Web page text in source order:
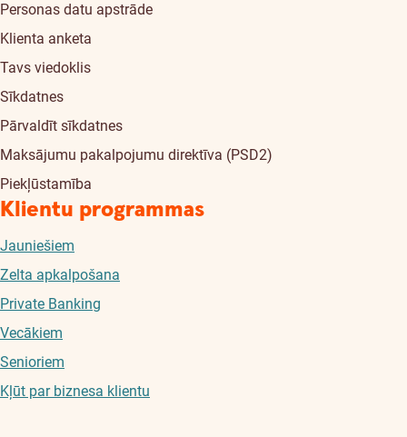
Personas datu apstrāde
Klienta anketa
Tavs viedoklis
Sīkdatnes
Pārvaldīt sīkdatnes
Maksājumu pakalpojumu direktīva (PSD2)
Piekļūstamība
Klientu programmas
Jauniešiem
Zelta apkalpošana
Private Banking
Vecākiem
Senioriem
Kļūt par biznesa klientu